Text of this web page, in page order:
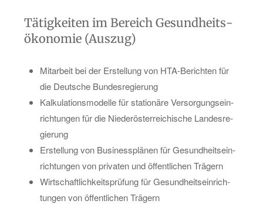
Tä­tig­kei­ten im Be­reich Ge­sund­heits­
öko­no­mie (Aus­zug)
Mit­ar­beit bei der Er­stel­lung von HTA-Be­rich­ten für
die Deut­sche Bun­des­re­gie­rung
Kal­ku­la­ti­ons­mo­del­le für sta­tio­nä­re Ver­sor­gungs­ein­
rich­tun­gen für die Nie­der­ös­ter­rei­chi­sche Lan­des­re­
gie­rung
Er­stel­lung von Busi­ness­plä­nen für Ge­sund­heits­ein­
rich­tun­gen von pri­va­ten und öf­fent­li­chen Trä­gern
Wirt­schaft­lich­keits­prü­fung für Ge­sund­heits­ein­rich­
tun­gen von öf­fent­li­chen Trä­gern